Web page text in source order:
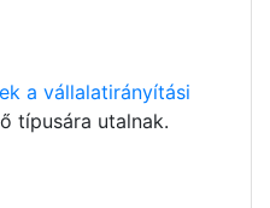
a vállalatirányítási
típusára utalnak.